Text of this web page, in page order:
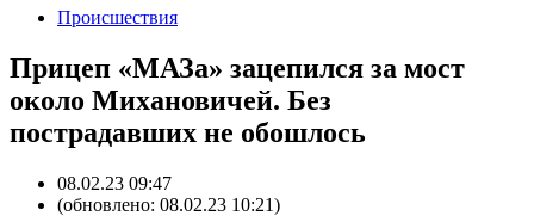
Происшествия
Прицеп «МАЗа» зацепился за мост
около Михановичей. Без
пострадавших не обошлось
08.02.23 09:47
(обновлено: 08.02.23 10:21)